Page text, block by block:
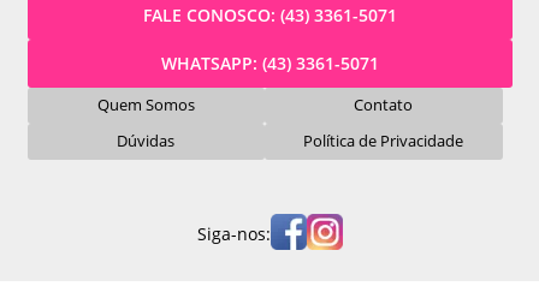
FALE CONOSCO: (43) 3361-5071
WHATSAPP: (43) 3361-5071
Quem Somos
Contato
Dúvidas
Política de Privacidade
Siga-nos: